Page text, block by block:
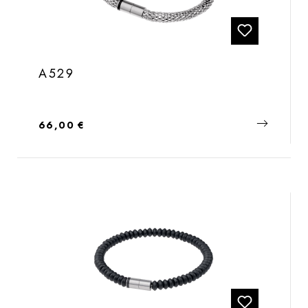
A529
Regulärer Preis:
66,00 €